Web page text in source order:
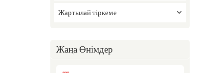
Жартылай тіркеме
Жаңа Өнімдер